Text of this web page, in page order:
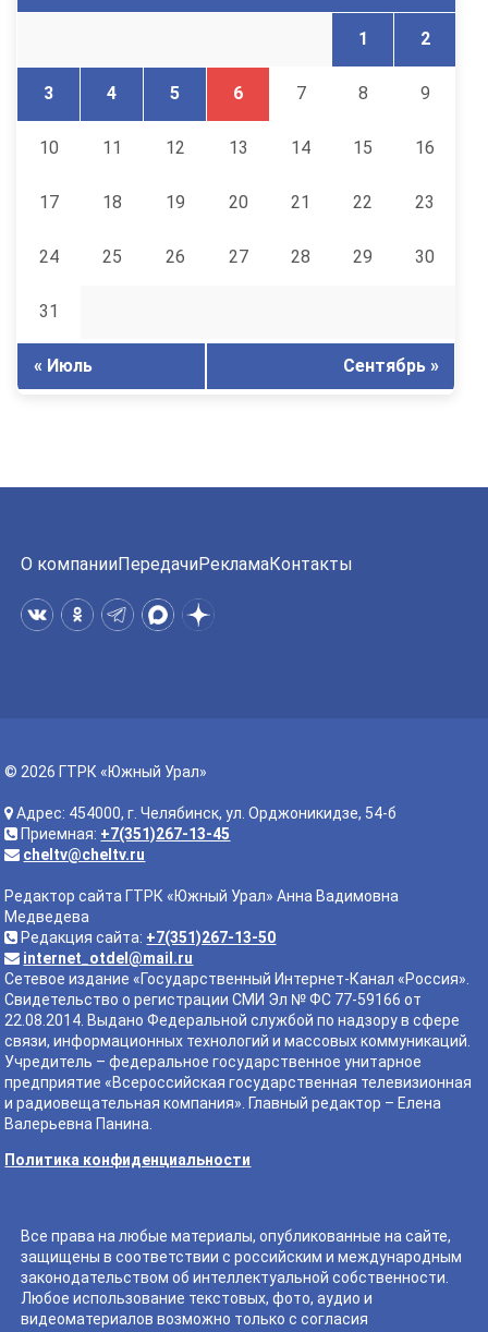
1 2
3 4 5 6 7 8 9
10 11 12 13 14 15 16
17 18 19 20 21 22 23
24 25 26 27 28 29 30
31
« Июль Сентябрь »
О компанииПередачиРекламаКонтакты
© 2026 ГТРК «Южный Урал»
Адрес: 454000, г. Челябинск, ул. Орджоникидзе, 54-б
Приемная: +7(351)267-13-45
cheltv@cheltv.ru
Редактор сайта ГТРК «Южный Урал» Анна Вадимовна
Медведева
Редакция сайта: +7(351)267-13-50
internet_otdel@mail.ru
Сетевое издание «Государственный Интернет-Канал «Россия».
Свидетельство о регистрации СМИ Эл № ФС 77-59166 от
22.08.2014. Выдано Федеральной службой по надзору в сфере
связи, информационных технологий и массовых коммуникаций.
Учредитель – федеральное государственное унитарное
предприятие «Всероссийская государственная телевизионная
и радиовещательная компания». Главный редактор – Елена
Валерьевна Панина.
Политика конфиденциальности
Все права на любые материалы, опубликованные на сайте,
защищены в соответствии с российским и международным
законодательством об интеллектуальной собственности.
Любое использование текстовых, фото, аудио и
видеоматериалов возможно только с согласия